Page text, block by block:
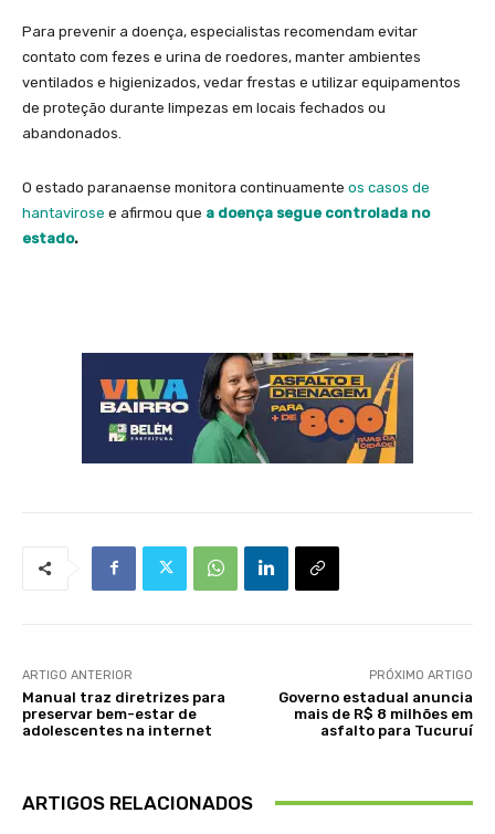
Para prevenir a doença, especialistas recomendam evitar
contato com fezes e urina de roedores, manter ambientes
ventilados e higienizados, vedar frestas e utilizar equipamentos
de proteção durante limpezas em locais fechados ou
abandonados.
O estado paranaense monitora continuamente os casos de
hantavirose e afirmou que a doença segue controlada no
estado.
ARTIGO ANTERIOR
Manual traz diretrizes para
preservar bem-estar de
adolescentes na internet
PRÓXIMO ARTIGO
Governo estadual anuncia
mais de R$ 8 milhões em
asfalto para Tucuruí
ARTIGOS RELACIONADOS